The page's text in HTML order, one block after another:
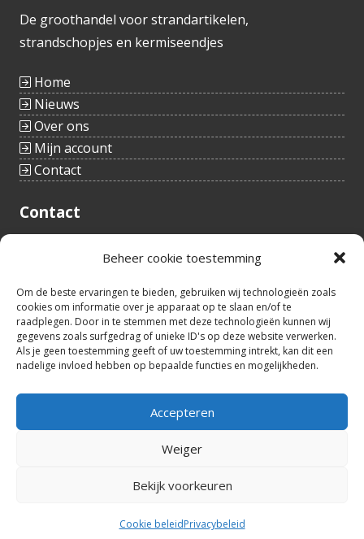
Beheer cookie toestemming
Om de beste ervaringen te bieden, gebruiken wij technologieën zoals
cookies om informatie over je apparaat op te slaan en/of te
raadplegen. Door in te stemmen met deze technologieën kunnen wij
gegevens zoals surfgedrag of unieke ID's op deze website verwerken.
Als je geen toestemming geeft of uw toestemming intrekt, kan dit een
nadelige invloed hebben op bepaalde functies en mogelijkheden.
Accepteren
Weiger
Bekijk voorkeuren
Cookie beleidPrivacybeleid
De groothandel voor strandartikelen,
strandschopjes en kermiseendjes
Home
Nieuws
Over ons
Mijn account
Contact
Contact
8760 Meulebeke
tel.: +32(0)51/48 66 59
info@idealtoys.be
BTW nr.: BE0860.852.630
Openingsuren
8:30u - 12u30